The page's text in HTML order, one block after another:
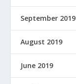
September 2019
August 2019
June 2019